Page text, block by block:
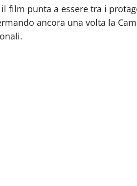
film punta a essere tra i
ancora una volta la